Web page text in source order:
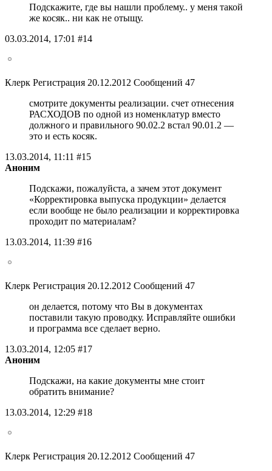
Подскажите, где вы нашли проблему.. у меня такой
же косяк.. ни как не отыщу.
03.03.2014, 17:01 #14
Клерк Регистрация 20.12.2012 Сообщений 47
смотрите документы реализации. счет отнесения
РАСХОДОВ по одной из номенклатур вместо
должного и правильного 90.02.2 встал 90.01.2 —
это и есть косяк.
13.03.2014, 11:11 #15
Аноним
Подскажи, пожалуйста, а зачем этот документ
«Корректировка выпуска продукции» делается
если вообще не было реализации и корректировка
проходит по материалам?
13.03.2014, 11:39 #16
Клерк Регистрация 20.12.2012 Сообщений 47
он делается, потому что Вы в документах
поставили такую проводку. Исправляйте ошибки
и программа все сделает верно.
13.03.2014, 12:05 #17
Аноним
Подскажи, на какие документы мне стоит
обратить внимание?
13.03.2014, 12:29 #18
Клерк Регистрация 20.12.2012 Сообщений 47